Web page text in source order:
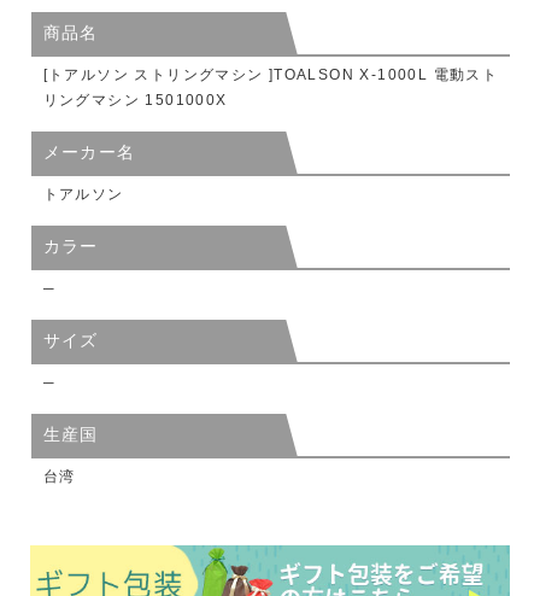
商品名
[トアルソン ストリングマシン ]TOALSON X-1000L 電動スト
リングマシン 1501000X
メーカー名
トアルソン
カラー
─
サイズ
─
生産国
台湾